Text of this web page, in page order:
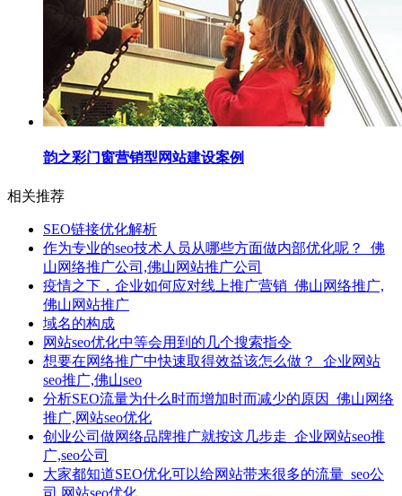
韵之彩门窗营销型网站建设案例
相关推荐
SEO链接优化解析
作为专业的seo技术人员从哪些方面做内部优化呢？_佛
山网络推广公司,佛山网站推广公司
疫情之下，企业如何应对线上推广营销_佛山网络推广,
佛山网站推广
域名的构成
网站seo优化中等会用到的几个搜索指令
想要在网络推广中快速取得效益该怎么做？_企业网站
seo推广,佛山seo
分析SEO流量为什么时而增加时而减少的原因_佛山网络
推广,网站seo优化
创业公司做网络品牌推广就按这几步走_企业网站seo推
广,seo公司
大家都知道SEO优化可以给网站带来很多的流量_seo公
司,网站seo优化